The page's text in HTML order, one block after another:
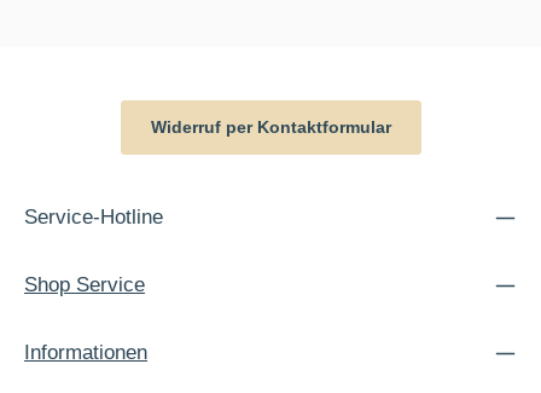
Widerruf per Kontaktformular
Service-Hotline
Shop Service
Informationen